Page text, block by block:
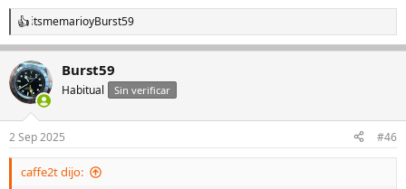
R
e
c
c
i
e
s
itsmemarioyBurst59
Burst59
Habitual Sin verificar
2 Sep 2025 #46
caffe2t dijo: